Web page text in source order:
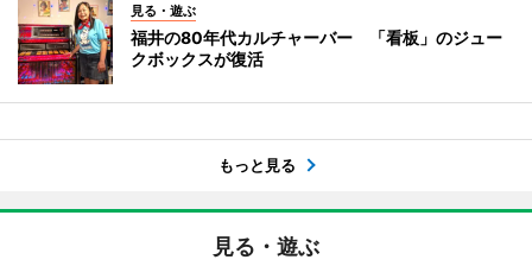
見る・遊ぶ
福井の80年代カルチャーバー 「看板」のジュー
クボックスが復活
もっと見る
見る・遊ぶ